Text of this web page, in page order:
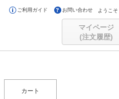
ご利用ガイド お問い合わせ ようこそ
マイページ
(注文履歴)
カート